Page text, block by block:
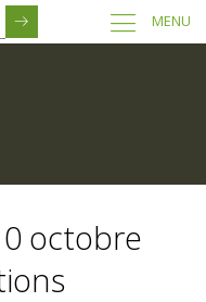
MENU
octobre